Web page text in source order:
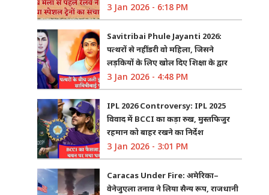
3 Jan 2026 - 6:18 PM
Savitribai Phule Jayanti 2026:
पत्थरों से नहीं डरी वो महिला, जिसने
लड़कियों के लिए खोल दिए शिक्षा के द्वार
3 Jan 2026 - 4:48 PM
IPL 2026 Controversy: IPL 2025
विवाद में BCCI का कड़ा रुख, मुस्तफिजुर
रहमान को बाहर रखने का निर्देश
3 Jan 2026 - 3:01 PM
Caracas Under Fire: अमेरिका–
वेनेजुएला तनाव ने लिया सैन्य रूप, राजधानी